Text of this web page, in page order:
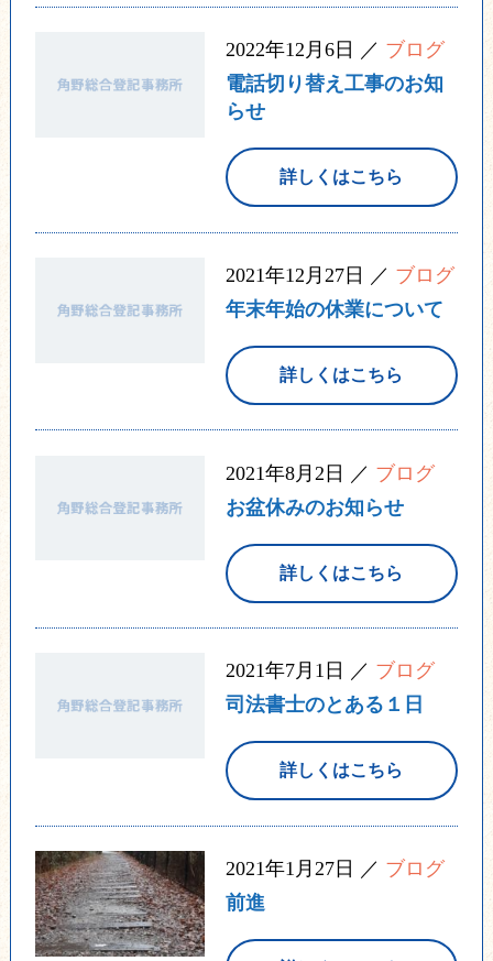
2022年12月6日 ／ ブログ
電話切り替え工事のお知
らせ
詳しくはこちら
2021年12月27日 ／ ブログ
年末年始の休業について
詳しくはこちら
2021年8月2日 ／ ブログ
お盆休みのお知らせ
詳しくはこちら
2021年7月1日 ／ ブログ
司法書士のとある１日
詳しくはこちら
2021年1月27日 ／ ブログ
前進